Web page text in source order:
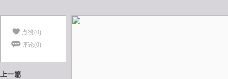
点赞(0)
评论(0)
上一篇